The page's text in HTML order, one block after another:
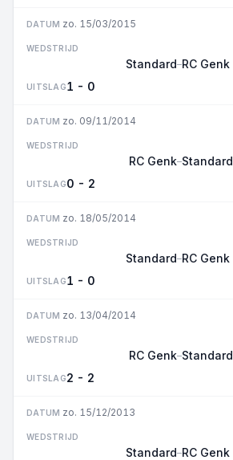
DATUM zo. 15/03/2015
WEDSTRIJD
Standard–RC Genk
UITSLAG1 - 0
DATUM zo. 09/11/2014
WEDSTRIJD
RC Genk–Standard
UITSLAG0 - 2
DATUM zo. 18/05/2014
WEDSTRIJD
Standard–RC Genk
UITSLAG1 - 0
DATUM zo. 13/04/2014
WEDSTRIJD
RC Genk–Standard
UITSLAG2 - 2
DATUM zo. 15/12/2013
WEDSTRIJD
Standard–RC Genk